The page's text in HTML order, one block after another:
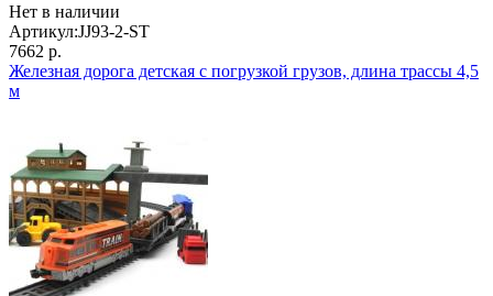
Нет в наличии
Артикул:JJ93-2-ST
7662 р.
Железная дорога детская с погрузкой грузов, длина трассы 4,5
м